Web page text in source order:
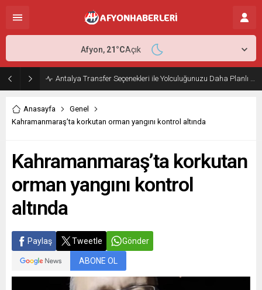
Antalya Transfer Seçenekleri ile Yolculuğunuzu Daha Planlı Hale Getirin
Afyon, 21°CAçık
Anasayfa
Genel
Kahramanmaraş’ta korkutan orman yangını kontrol altında
Kahramanmaraş’ta korkutan
orman yangını kontrol
altında
Paylaş Tweetle Gönder
ABONE OL